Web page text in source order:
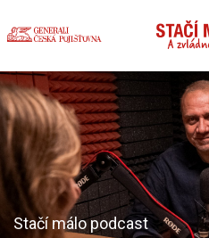
Stačí málo podcast